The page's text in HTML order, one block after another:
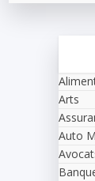
Arts
Auto